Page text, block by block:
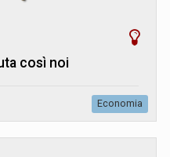
così noi
Economia